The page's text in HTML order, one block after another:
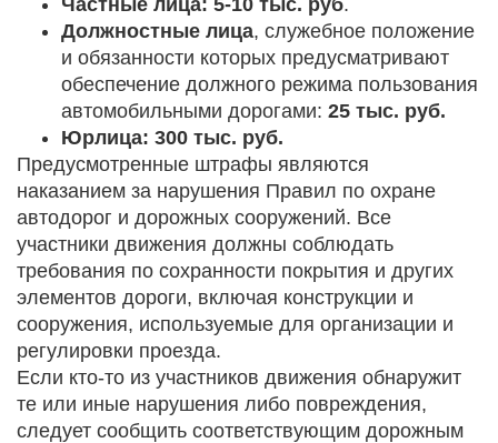
Частные лица: 5-10 тыс. руб.
Должностные лица, служебное положение
и обязанности которых предусматривают
обеспечение должного режима пользования
автомобильными дорогами: 25 тыс. руб.
Юрлица: 300 тыс. руб.
Предусмотренные штрафы являются
наказанием за нарушения Правил по охране
автодорог и дорожных сооружений. Все
участники движения должны соблюдать
требования по сохранности покрытия и других
элементов дороги, включая конструкции и
сооружения, используемые для организации и
регулировки проезда.
Если кто-то из участников движения обнаружит
те или иные нарушения либо повреждения,
следует сообщить соответствующим дорожным